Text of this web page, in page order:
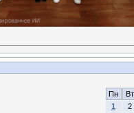
Пн
Вт
1
2